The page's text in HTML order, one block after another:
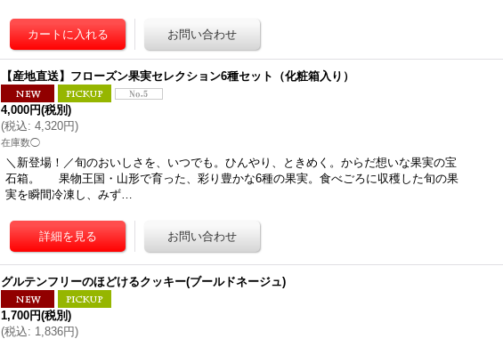
【産地直送】フローズン果実セレクション6種セット（化粧箱入り）
4,000円(税別)
(税込: 4,320円)
在庫数◯
＼新登場！／旬のおいしさを、いつでも。ひんやり、ときめく。からだ想いな果実の宝
石箱。 果物王国・山形で育った、彩り豊かな6種の果実。食べごろに収穫した旬の果
実を瞬間冷凍し、みず…
グルテンフリーのほどけるクッキー(ブールドネージュ)
1,700円(税別)
(税込: 1,836円)